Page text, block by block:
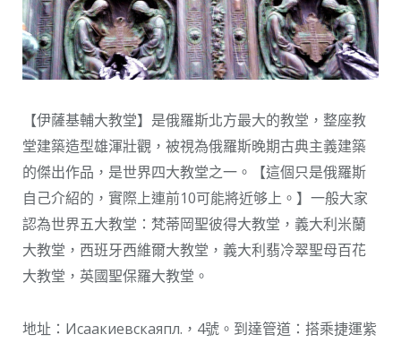
【伊薩基輔大教堂】是俄羅斯北方最大的教堂，整座教
堂建築造型雄渾壯觀，被視為俄羅斯晚期古典主義建築
的傑出作品，是世界四大教堂之一。【這個只是俄羅斯
自己介紹的，實際上連前10可能將近够上。】一般大家
認為世界五大教堂：梵蒂岡聖彼得大教堂，義大利米蘭
大教堂，西班牙西維爾大教堂，義大利翡冷翠聖母百花
大教堂，英國聖保羅大教堂。
地址：Исаакиевскаяпл.，4號。到達管道：搭乘捷運紫